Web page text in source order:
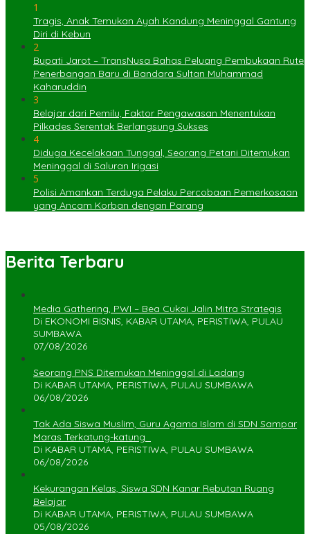
1
Tragis, Anak Temukan Ayah Kandung Meninggal Gantung
Diri di Kebun
2
Bupati Jarot – TransNusa Bahas Peluang Pembukaan Rute
Penerbangan Baru di Bandara Sultan Muhammad
Kaharuddin
3
Belajar dari Pemilu, Faktor Pengawasan Menentukan
Pilkades Serentak Berlangsung Sukses
4
Diduga Kecelakaan Tunggal, Seorang Petani Ditemukan
Meninggal di Saluran Irigasi
5
Polisi Amankan Terduga Pelaku Percobaan Pemerkosaan
yang Ancam Korban dengan Parang
Berita Terbaru
Media Gathering, PWI – Bea Cukai Jalin Mitra Strategis
Di EKONOMI BISNIS, KABAR UTAMA, PERISTIWA, PULAU
SUMBAWA
07/08/2026
Seorang PNS Ditemukan Meninggal di Ladang
Di KABAR UTAMA, PERISTIWA, PULAU SUMBAWA
06/08/2026
Tak Ada Siswa Muslim, Guru Agama Islam di SDN Sampar
Maras Terkatung-katung ‎
Di KABAR UTAMA, PERISTIWA, PULAU SUMBAWA
06/08/2026
Kekurangan Kelas, Siswa SDN Kanar Rebutan Ruang
Belajar
Di KABAR UTAMA, PERISTIWA, PULAU SUMBAWA
05/08/2026